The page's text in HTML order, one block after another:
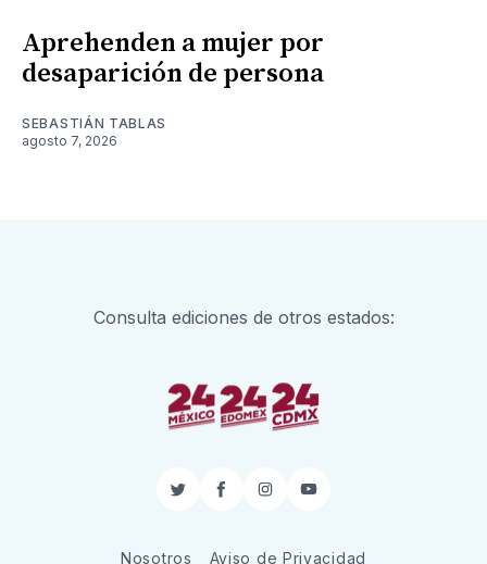
Aprehenden a mujer por
desaparición de persona
SEBASTIÁN TABLAS
agosto 7, 2026
Consulta ediciones de otros estados:
TwitterFacebook
InstagramYouTube
Nosotros Aviso de Privacidad